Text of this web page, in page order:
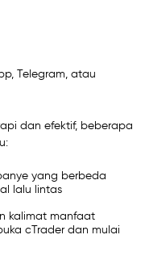
Telegram, atau
dan efektif, beberapa
yang berbeda
lalu lintas
kalimat manfaat
cTrader dan mulai